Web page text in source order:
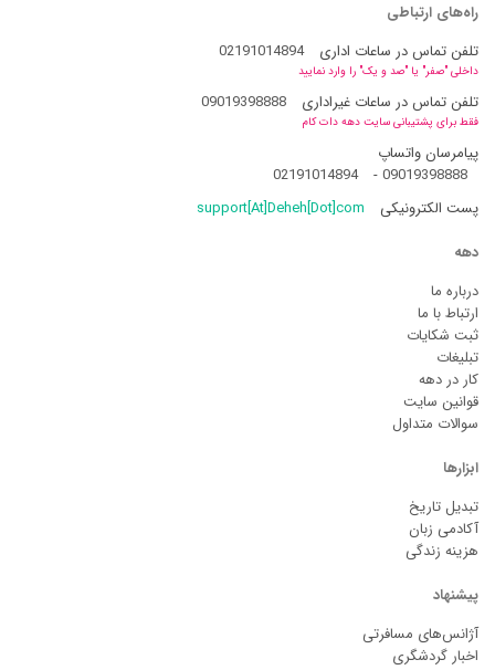
راه‌های ارتباطی
تلفن تماس در ساعات اداری
02191014894
داخلی "صفر" یا "صد و یک" را وارد نمایید
تلفن تماس در ساعات غیراداری 09019398888
فقط برای پشتیبانی سایت دهه دات کام
پیامرسان واتساپ
09019398888
-
02191014894
پست الکترونیکی
support[At]Deheh[Dot]com
دهه
درباره ما
ارتباط با ما
ثبت شکایات
تبلیغات
کار در دهه
قوانین سایت
سوالات متداول
ابزارها
تبدیل تاریخ
آکادمی زبان
هزینه زندگی
پیشنهاد
آژانس‌های مسافرتی
اخبار گردشگری